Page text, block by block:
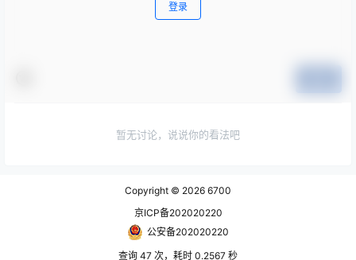
登录
暂无讨论，说说你的看法吧
Copyright © 2026 6700
京ICP备202020220
公安备202020220
查询 47 次，耗时 0.2567 秒